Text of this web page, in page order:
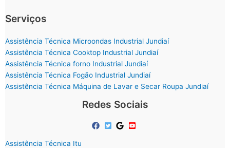
Serviços
Assistência Técnica Microondas Industrial Jundiaí
Assistência Técnica Cooktop Industrial Jundiaí
Assistência Técnica forno Industrial Jundiaí
Assistência Técnica Fogão Industrial Jundiaí
Assistência Técnica Máquina de Lavar e Secar Roupa Jundiaí
Redes Sociais
Assistência Técnica Itu